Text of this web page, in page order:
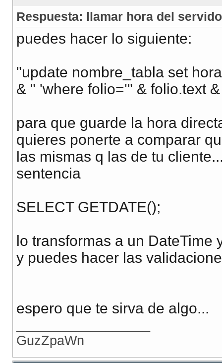
Respuesta: llamar hora del
puedes hacer lo siguiente:
"update nombre_tabla set
& " 'where folio='" & folio.text
para que guarde la hora
quieres ponerte a comparar
las mismas q las de tu
sentencia
SELECT GETDATE();
lo transformas a un
y puedes hacer las
espero que te sirva de algo...
GuzZpaWn